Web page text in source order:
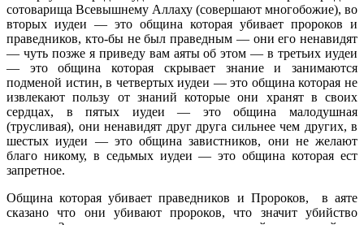
сотоварища Всевышнему Аллаху (совершают многобожие), во
вторых иудеи — это община которая убивает пророков и
праведников, кто-бы не был праведным — они его ненавидят
— чуть позже я приведу вам аяты об этом — в третьих иудеи
— это община которая скрывает знание и занимаются
подменой истин, в четвертых иудеи — это община которая не
извлекают пользу от знаний которые они хранят в своих
сердцах, в пятых иудеи — это община малодушная
(трусливая), они ненавидят друг друга сильнее чем других, в
шестых иудеи — это община завистников, они не желают
благо никому, в седьмых иудеи — это община которая ест
запретное.
Община которая убивает праведников и Пророков, в аяте
сказано что они убивают пророков, что значит убийство